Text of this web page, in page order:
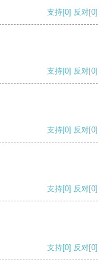
支持[0] 反对[0]
支持[0] 反对[0]
支持[0] 反对[0]
支持[0] 反对[0]
支持[0] 反对[0]